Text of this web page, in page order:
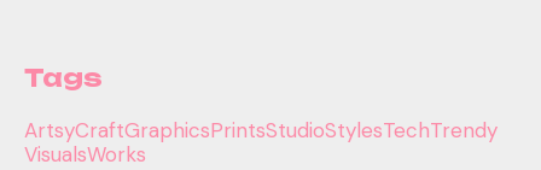
Tags
ArtsyCraftGraphicsPrintsStudioStylesTechTrendy
VisualsWorks